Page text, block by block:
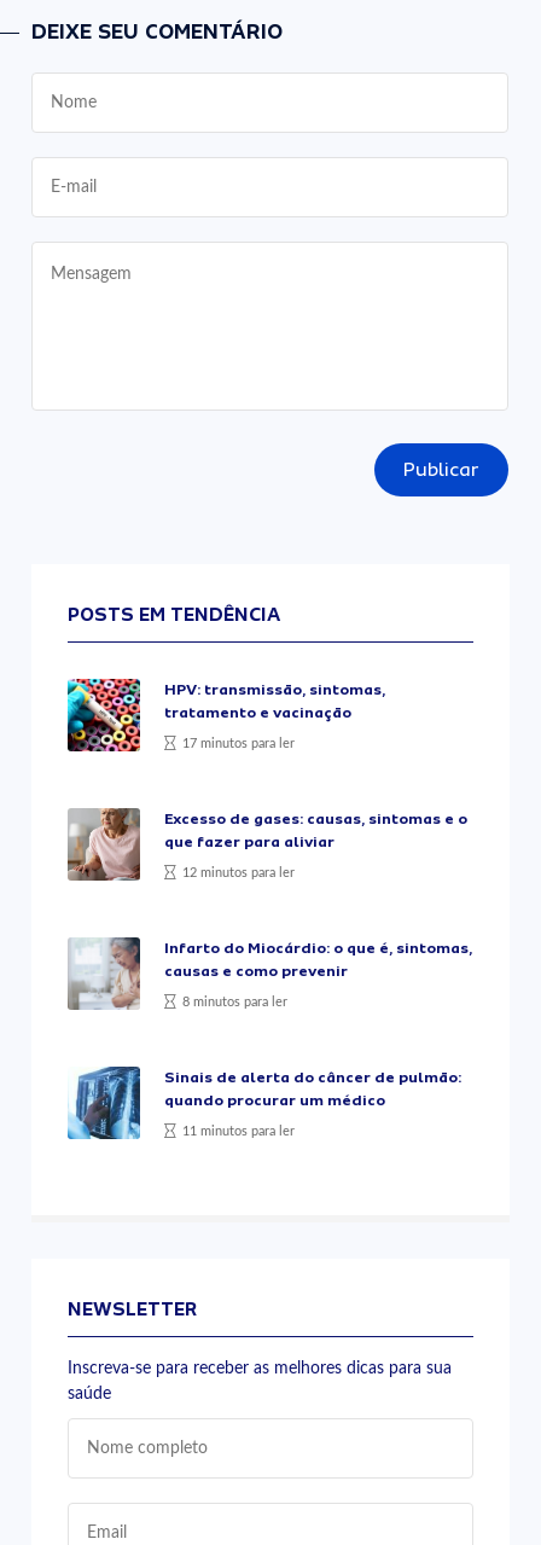
DEIXE SEU COMENTÁRIO
Publicar
POSTS EM TENDÊNCIA
HPV: transmissão, sintomas,
tratamento e vacinação
17 minutos para ler
Excesso de gases: causas, sintomas e o
que fazer para aliviar
12 minutos para ler
Infarto do Miocárdio: o que é, sintomas,
causas e como prevenir
8 minutos para ler
Sinais de alerta do câncer de pulmão:
quando procurar um médico
11 minutos para ler
NEWSLETTER
Inscreva-se para receber as melhores dicas para sua
saúde